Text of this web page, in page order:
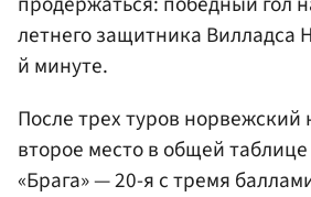
летнего защитника Вилладса
й минуте.
После трех туров норвежский
второе место в общей
«Брага» — 20-я с тремя